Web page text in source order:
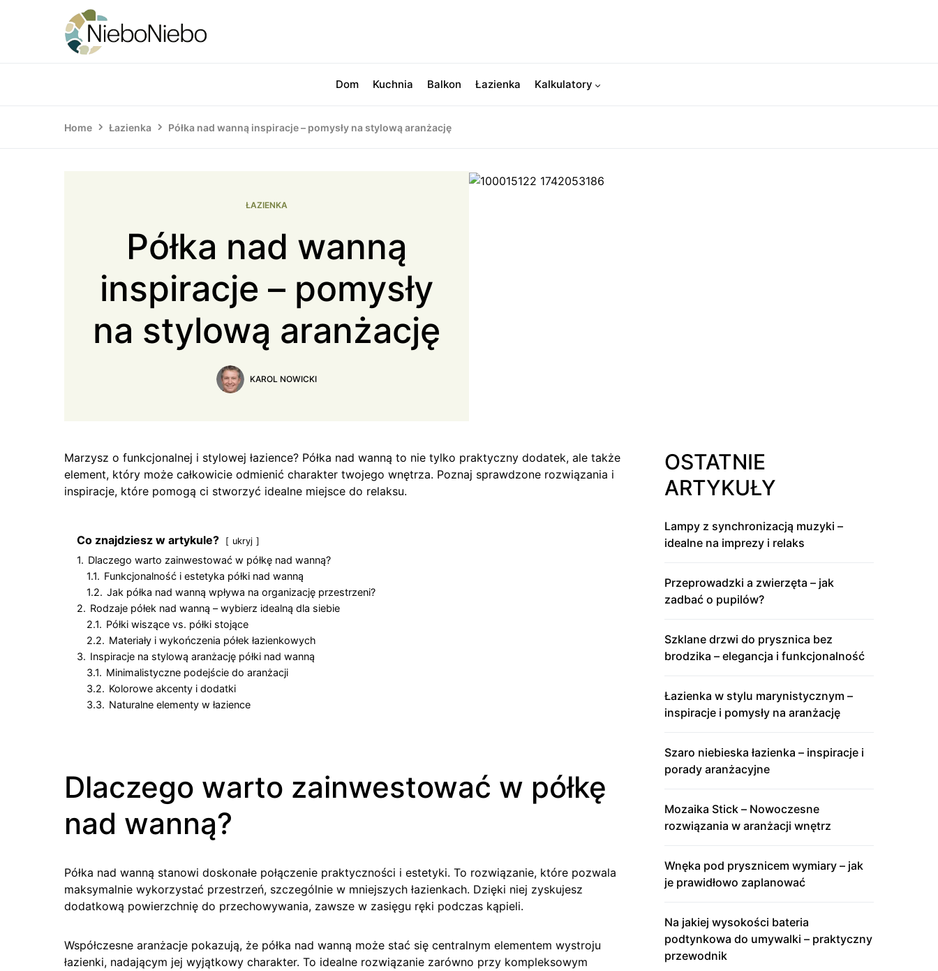
Dom Kuchnia Balkon Łazienka Kalkulatory
Home Łazienka Półka nad wanną inspiracje – pomysły na stylową aranżację
ŁAZIENKA
Półka nad wanną
inspiracje – pomysły
na stylową aranżację
KAROL NOWICKI
Marzysz o funkcjonalnej i stylowej łazience? Półka nad wanną to nie tylko praktyczny dodatek, ale także
element, który może całkowicie odmienić charakter twojego wnętrza. Poznaj sprawdzone rozwiązania i
inspiracje, które pomogą ci stworzyć idealne miejsce do relaksu.
Co znajdziesz w artykule? ukryj
1. Dlaczego warto zainwestować w półkę nad wanną?
1.1. Funkcjonalność i estetyka półki nad wanną
1.2. Jak półka nad wanną wpływa na organizację przestrzeni?
2. Rodzaje półek nad wanną – wybierz idealną dla siebie
2.1. Półki wiszące vs. półki stojące
2.2. Materiały i wykończenia półek łazienkowych
3. Inspiracje na stylową aranżację półki nad wanną
3.1. Minimalistyczne podejście do aranżacji
3.2. Kolorowe akcenty i dodatki
3.3. Naturalne elementy w łazience
Dlaczego warto zainwestować w półkę
nad wanną?
Półka nad wanną stanowi doskonałe połączenie praktyczności i estetyki. To rozwiązanie, które pozwala
maksymalnie wykorzystać przestrzeń, szczególnie w mniejszych łazienkach. Dzięki niej zyskujesz
dodatkową powierzchnię do przechowywania, zawsze w zasięgu ręki podczas kąpieli.
Współczesne aranżacje pokazują, że półka nad wanną może stać się centralnym elementem wystroju
łazienki, nadającym jej wyjątkowy charakter. To idealne rozwiązanie zarówno przy kompleksowym
OSTATNIE
ARTYKUŁY
Lampy z synchronizacją muzyki –
idealne na imprezy i relaks
Przeprowadzki a zwierzęta – jak
zadbać o pupilów?
Szklane drzwi do prysznica bez
brodzika – elegancja i funkcjonalność
Łazienka w stylu marynistycznym –
inspiracje i pomysły na aranżację
Szaro niebieska łazienka – inspiracje i
porady aranżacyjne
Mozaika Stick – Nowoczesne
rozwiązania w aranżacji wnętrz
Wnęka pod prysznicem wymiary – jak
je prawidłowo zaplanować
Na jakiej wysokości bateria
podtynkowa do umywalki – praktyczny
przewodnik